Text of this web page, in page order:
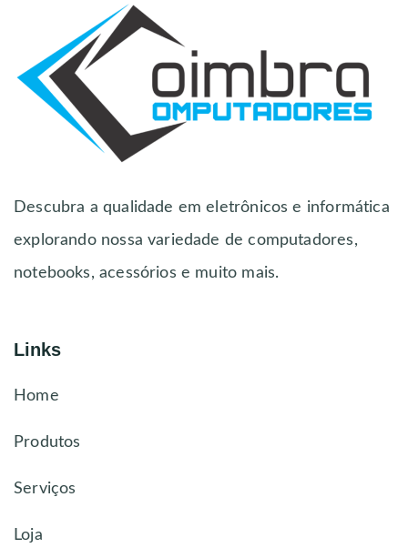
Descubra a qualidade em eletrônicos e informática
explorando nossa variedade de computadores,
notebooks, acessórios e muito mais.
Links
Home
Produtos
Serviços
Loja